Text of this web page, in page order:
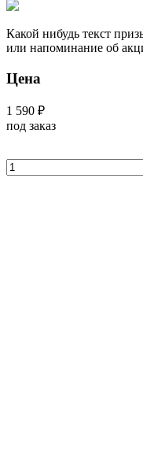
Какой нибудь текст
или напоминание об
Цена
1 590 ₽
под заказ